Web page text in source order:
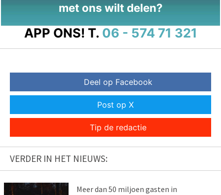
met ons wilt delen?
APP ONS! T. 06 - 574 71 321
Deel op Facebook
Post op X
Tip de redactie
VERDER IN HET NIEUWS:
Meer dan 50 miljoen gasten in